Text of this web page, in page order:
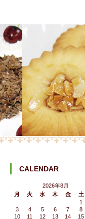
CALENDAR
2026年8月
月
火 水 木 金 土
1
3
4 5 6 7 8
10
11 12 13 14 15